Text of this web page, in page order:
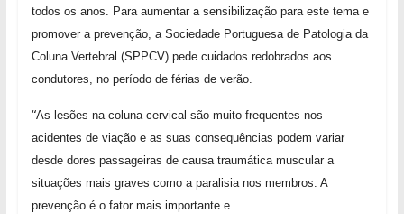
todos os anos. Para aumentar a sensibilização para este tema e
promover a prevenção, a Sociedade Portuguesa de Patologia da
Coluna Vertebral (SPPCV) pede cuidados redobrados aos
condutores, no período de férias de verão.
“As lesões na coluna cervical são muito frequentes nos
acidentes de viação e as suas consequências podem variar
desde dores passageiras de causa traumática muscular a
situações mais graves como a paralisia nos membros. A
prevenção é o fator mais importante e